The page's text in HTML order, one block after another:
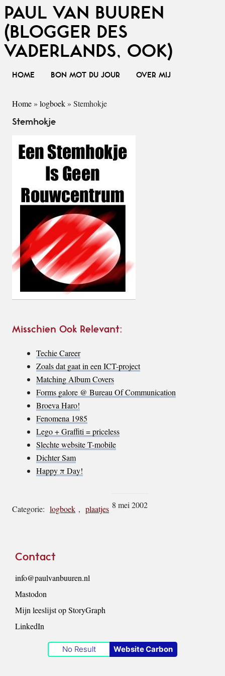
PAUL VAN BUUREN
(BLOGGER DES
VADERLANDS, OOK)
HOME BON MOT DU JOUR OVER MIJ
Home » logboek » Stemhokje
Stemhokje
Misschien Ook Relevant:
Techie Career
Zoals dat gaat in een ICT-project
Matching Album Covers
Forms galore @ Bureau Of Communication
Broeva Haro!
Fenomena 1985
Lego + Graffiti = priceless
Slechte website T-mobile
Dichter Sam
Happy π Day!
Categorie: logboek , plaatjes 8 mei 2002
Contact
info@paulvanbuuren.nl
Mastodon
Mijn leeslijst op StoryGraph
LinkedIn
No Result Website Carbon